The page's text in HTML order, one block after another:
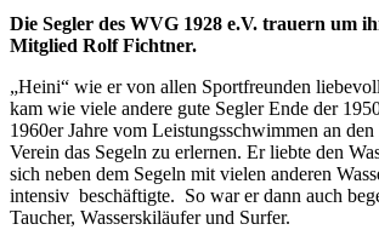
Die Segler des WVG 1928 e.V. trauern um ihr langjähriges
Mitglied Rolf Fichtner.
„Heini“ wie er von allen Sportfreunden
kam wie viele andere gute Segler Ende der
1960er Jahre vom Leistungsschwimmen an
Verein das Segeln zu erlernen. Er liebte den
sich neben dem Segeln mit vielen anderen
intensiv beschäftigte. So war er dann auch
Taucher, Wasserskiläufer und Surfer.